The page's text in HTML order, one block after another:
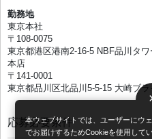
本ウェブサイトでは、ユーザーにウ
でお届けするためCookieを使用して
勤務地
東京本社
〒108-0075
東京都港区港南2-16-5 NBF品川タ
本店
〒141-0001
東京都品川区北品川5-5-15 大崎ブ
応募必要条件